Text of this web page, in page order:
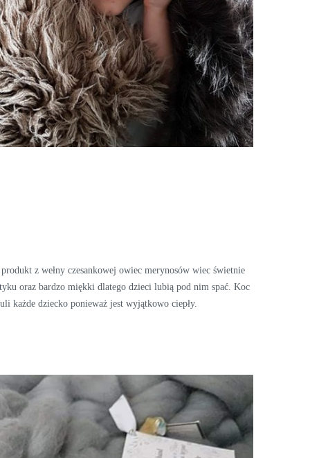
z wełny czesankowej owiec merynosów wiec świetnie
oraz bardzo miękki dlatego dzieci lubią pod nim spać. Koc
każde dziecko ponieważ jest wyjątkowo ciepły.